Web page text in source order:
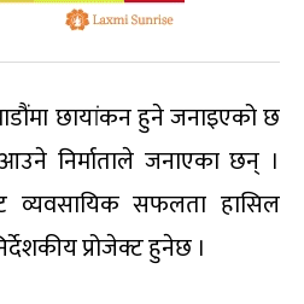
छायांकन हुने जनाइएको छ
निर्माताले जनाएका छन् ।
व्यवसायिक सफलता हासिल
प्रोजेक्ट हुनेछ ।